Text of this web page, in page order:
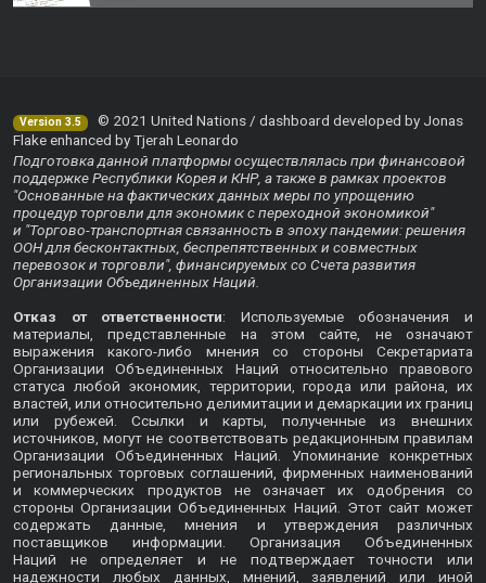
Version 3.5
© 2021 United Nations / dashboard developed by Jonas
Flake enhanced by Tjerah Leonardo
Подготовка данной платформы осуществлялась при финансовой
поддержке Республики Корея и КНР, а также в рамках проектов
"Основанные на фактических данных меры по упрощению
процедур торговли для экономик с переходной экономикой"
и "Торгово-транспортная связанность в эпоху пандемии: решения
ООН для бесконтактных, беспрепятственных и совместных
перевозок и торговли", финансируемых со Счета развития
Организации Объединенных Наций.
Отказ от ответственности: Используемые обозначения и
материалы, представленные на этом сайте, не означают
выражения какого-либо мнения со стороны Секретариата
Организации Объединенных Наций относительно правового
статуса любой экономик, территории, города или района, их
властей, или относительно делимитации и демаркации их границ
или рубежей. Ссылки и карты, полученные из внешних
источников, могут не соответствовать редакционным правилам
Организации Объединенных Наций. Упоминание конкретных
региональных торговых соглашений, фирменных наименований
и коммерческих продуктов не означает их одобрения со
стороны Организации Объединенных Наций. Этот сайт может
содержать данные, мнения и утверждения различных
поставщиков информации. Организация Объединенных
Наций не определяет и не подтверждает точности или
надежности любых данных, мнений, заявлений или иной